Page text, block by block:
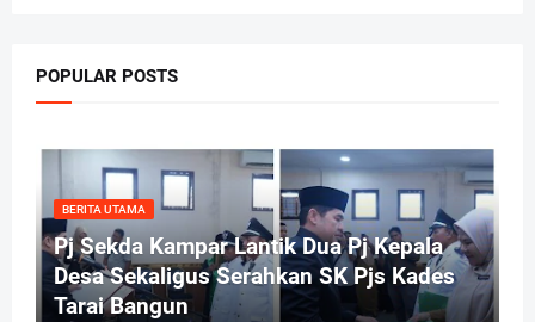
POPULAR POSTS
BERITA UTAMA
Pj Sekda Kampar Lantik Dua Pj Kepala
Desa Sekaligus Serahkan SK Pjs Kades
Tarai Bangun